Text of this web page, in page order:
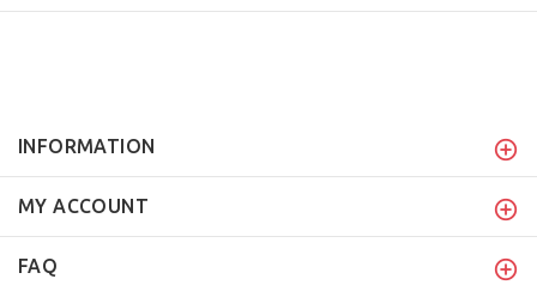
INFORMATION
MY ACCOUNT
FAQ